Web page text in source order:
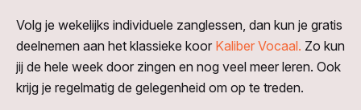
Volg je wekelijks individuele zanglessen, dan kun je gratis
deelnemen aan het klassieke koor Kaliber Vocaal. Zo kun
jij de hele week door zingen en nog veel meer leren. Ook
krijg je regelmatig de gelegenheid om op te treden.